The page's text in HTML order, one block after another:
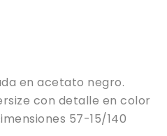
en acetato negro.
con detalle en color
57-15/140